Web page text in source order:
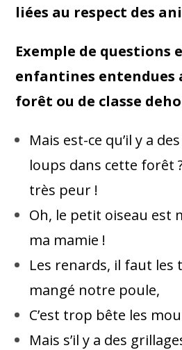
liées au respect des
Exemple de questions
enfantines entendues
forêt ou de classe
Mais est-ce qu’il y a
loups dans cette forêt
très peur !
Oh, le petit oiseau est
ma mamie !
Les renards, il faut les
mangé notre poule,
C’est trop bête les
Mais s’il y a des